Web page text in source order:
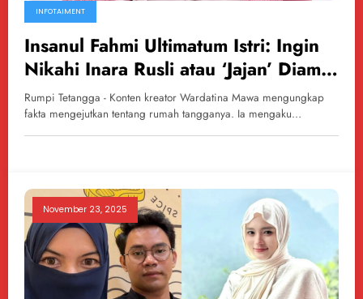
INFOTAIMENT
Insanul Fahmi Ultimatum Istri: Ingin
Nikahi Inara Rusli atau ‘Jajan’ Diam-
Diam
Rumpi Tetangga - Konten kreator Wardatina Mawa mengungkap
fakta mengejutkan tentang rumah tangganya. Ia mengaku…
November 23, 2025